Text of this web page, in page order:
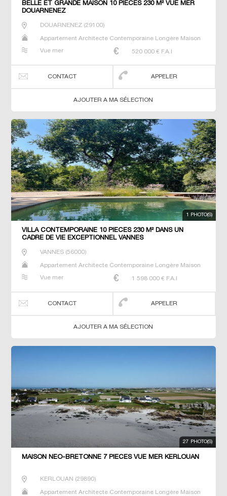
BELLE ET GRANDE MAISON 10 PIECES 230 M² VUE MER
DOUARNENEZ
DOUARNENEZ(29100)
Appartement Architecte Contemporaine Longère Maison
Vue mer
520 000 € F.A.I
CONTACT APPELER
AJOUTER A MA SÉLECTION
1 PHOTO(S)
VILLA CONTEMPORAINE 10 PIECES 230 M² DANS UN
CADRE DE VIE EXCEPTIONNEL VANNES
VANNES(56000)
Appartement Architecte Contemporaine Longère Maison
Vue mer
1 598 000 € F.A.I
CONTACT APPELER
AJOUTER A MA SÉLECTION
27 PHOTO(S)
MAISON NEO-BRETONNE 7 PIECES VUE MER KERLOUAN
KERLOUAN (29890)
Appartement Architecte Contemporaine Longère Maison